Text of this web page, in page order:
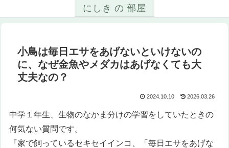
にしき の 部屋
小鳥は毎日エサをあげないといけないの
に、なぜ金魚やメダカはあげなくても大
丈夫なの？
2024.10.10 2026.03.26
中学１年生、生物のなかま分けの学習をしていたときの
何気ない質問です。
『家で飼っているセキセイインコ、「毎日エサをあげな